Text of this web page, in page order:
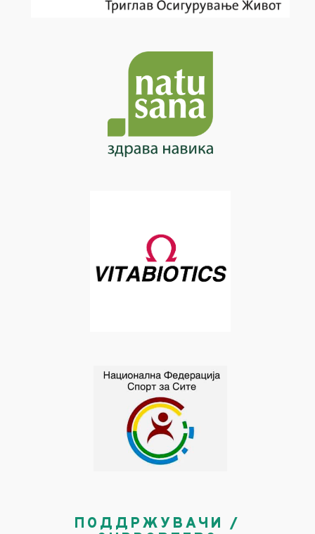
ПОДДРЖУВАЧИ /